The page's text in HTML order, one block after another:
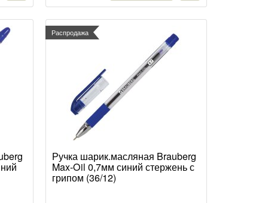
Распродажа
Ручка шарик.масляная Brauberg
Max-Oil 0,7мм синий стержень с
грипом (36/12)